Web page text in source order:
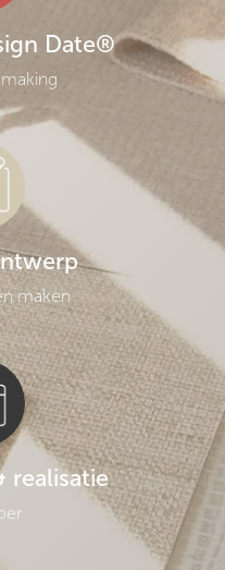
Date®
maken
realisatie